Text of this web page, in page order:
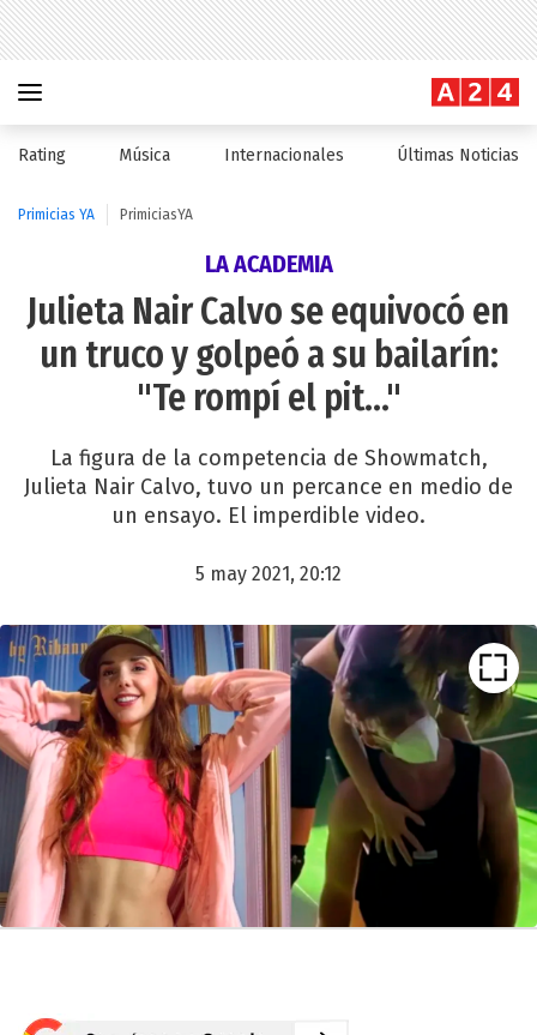
Rating Música Internacionales Últimas Noticias
Primicias YA PrimiciasYA
LA ACADEMIA
Julieta Nair Calvo se equivocó en
un truco y golpeó a su bailarín:
"Te rompí el pit..."
La figura de la competencia de Showmatch,
Julieta Nair Calvo, tuvo un percance en medio de
un ensayo. El imperdible video.
5 may 2021, 20:12